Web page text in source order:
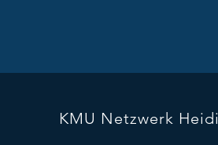
KMU Netzwerk